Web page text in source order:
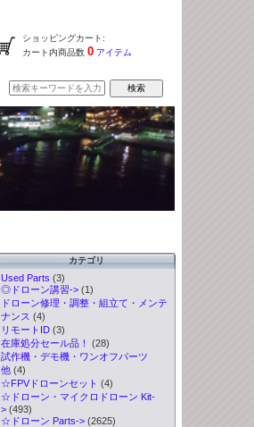
ショッピングカート:
カート内商品数 0アイテム
カテゴリ
Used Parts (3)
◎ドローン講習->(1)
ドローン修理・調整・組立て・メンテ
ナンス (4)
リモートID(3)
在庫処分セール品！
(28)
試作機・デモ機・ワンオフパーツ
他(4)
☆FPVドローンセット (4)
☆ドローン・マイクロドローン Kit-
>(493)
☆ドローン Parts->(2625)